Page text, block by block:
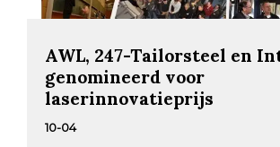
AWL, 247-Tailorsteel en
genomineerd voor
laserinnovatieprijs
10-04